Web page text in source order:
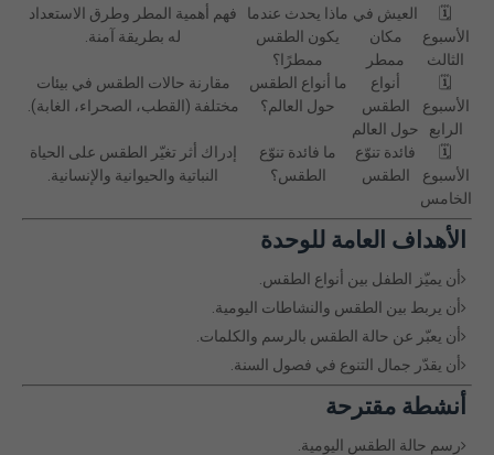
🗓️
الأسبوع
الثالث
العيش في
مكان
ممطر
ماذا يحدث عندما
يكون الطقس
ممطرًا؟
فهم أهمية المطر وطرق الاستعداد
له بطريقة آمنة.
🗓️
الأسبوع
الرابع
أنواع
الطقس
حول العالم
ما أنواع الطقس
حول العالم؟
مقارنة حالات الطقس في بيئات
مختلفة (القطب، الصحراء، الغابة).
🗓️
الأسبوع
الخامس
فائدة تنوّع
الطقس
ما فائدة تنوّع
الطقس؟
إدراك أثر تغيّر الطقس على الحياة
النباتية والحيوانية والإنسانية.
الأهداف العامة للوحدة
أن يميّز الطفل بين أنواع الطقس.
أن يربط بين الطقس والنشاطات اليومية.
أن يعبّر عن حالة الطقس بالرسم والكلمات.
أن يقدّر جمال التنوع في فصول السنة.
أنشطة مقترحة
رسم حالة الطقس اليومية.